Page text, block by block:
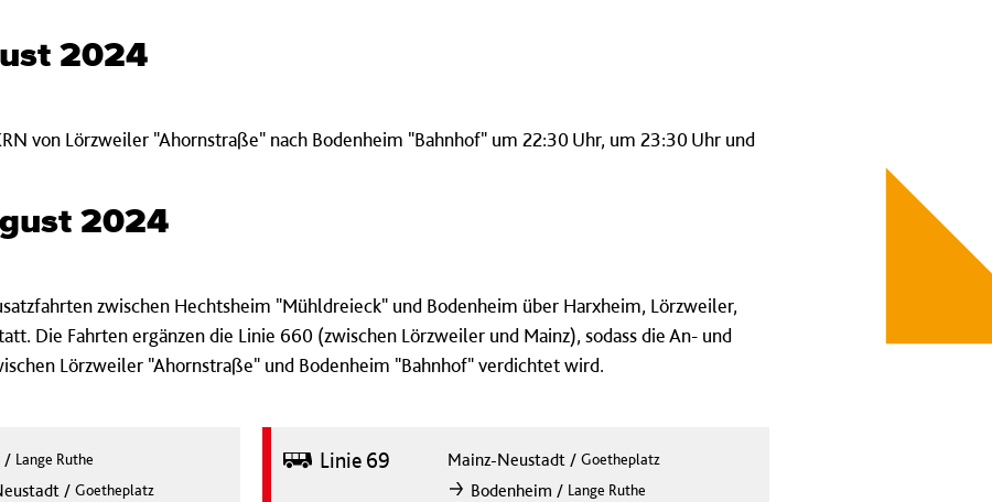
2024
von Lörzweiler "Ahornstraße" nach Bodenheim "Bahnhof" um 22:30 Uhr, um 23:30 Uhr und
2024
zwischen Hechtsheim "Mühldreieck" und Bodenheim über Harxheim, Lörzweiler,
Die Fahrten ergänzen die Linie 660 (zwischen Lörzweiler und Mainz), sodass die An- und
Lörzweiler "Ahornstraße" und Bodenheim "Bahnhof" verdichtet wird.
/ Lange Ruthe
/ Goetheplatz
Bus Linie 69 Mainz-Neustadt / Goetheplatz
nachBodenheim / Lange Ruthe